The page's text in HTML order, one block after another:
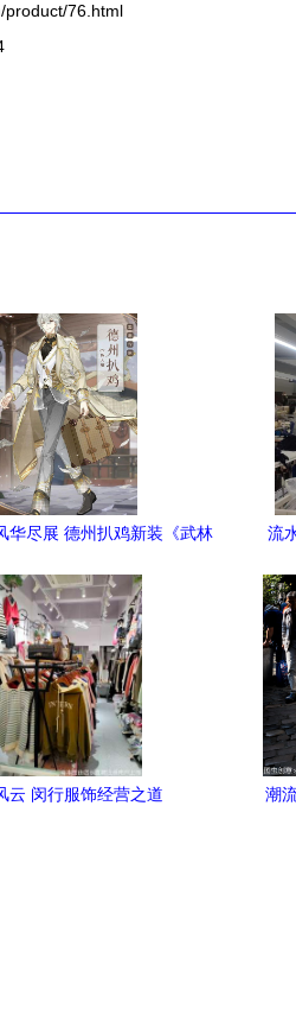
product/76.html
华尽展 德州扒鸡新装《武林
流
云 闵行服饰经营之道
潮